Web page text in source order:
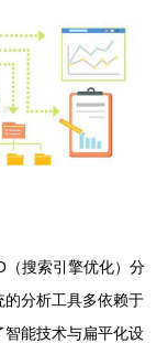
（搜索引擎优化）分
分析工具多依赖于
能技术与扁平化设